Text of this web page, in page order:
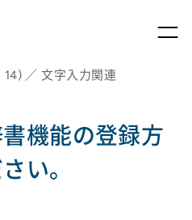
／ 文字入力関連
機能の登録方
い。